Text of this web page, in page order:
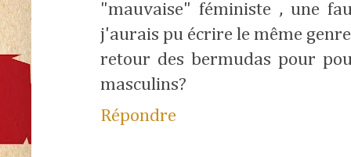
"mauvaise" féministe , une
j'aurais pu écrire le même
retour des bermudas pour
masculins?
Répondre